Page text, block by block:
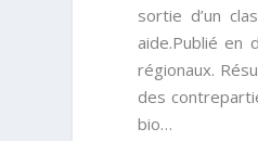
sortie d’un
aide.Publié en
régionaux.
des
bio…